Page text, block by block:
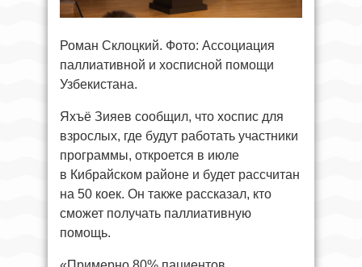
Роман Склоцкий. Фото: Ассоциация
паллиативной и хосписной помощи
Узбекистана.
Яхъё Зияев сообщил, что хоспис для
взрослых, где будут работать участники
программы, откроется в июле
в Кибрайском районе и будет рассчитан
на 50 коек. Он также рассказал, кто
сможет получать паллиативную
помощь.